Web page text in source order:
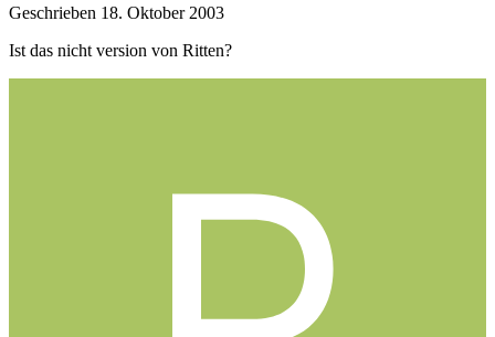
Geschrieben 18. Oktober 2003
Ist das nicht version von Ritten?